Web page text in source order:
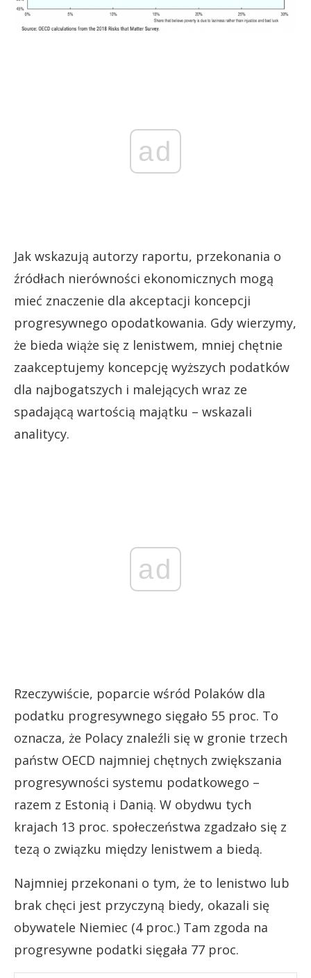
ad
Jak wskazują autorzy raportu, przekonania o
źródłach nierówności ekonomicznych mogą
mieć znaczenie dla akceptacji koncepcji
progresywnego opodatkowania. Gdy wierzymy,
że bieda wiąże się z lenistwem, mniej chętnie
zaakceptujemy koncepcję wyższych podatków
dla najbogatszych i malejących wraz ze
spadającą wartością majątku – wskazali
analitycy.
ad
Rzeczywiście, poparcie wśród Polaków dla
podatku progresywnego sięgało 55 proc. To
oznacza, że Polacy znaleźli się w gronie trzech
państw OECD najmniej chętnych zwiększania
progresywności systemu podatkowego –
razem z Estonią i Danią. W obydwu tych
krajach 13 proc. społeczeństwa zgadzało się z
tezą o związku między lenistwem a biedą.
Najmniej przekonani o tym, że to lenistwo lub
brak chęci jest przyczyną biedy, okazali się
obywatele Niemiec (4 proc.) Tam zgoda na
progresywne podatki sięgała 77 proc.